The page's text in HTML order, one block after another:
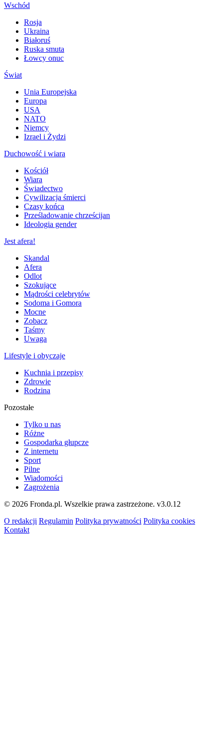
Wschód
Rosja
Ukraina
Białoruś
Ruska smuta
Łowcy onuc
Świat
Unia Europejska
Europa
USA
NATO
Niemcy
Izrael i Żydzi
Duchowość i wiara
Kościół
Wiara
Świadectwo
Cywilizacja śmierci
Czasy końca
Prześladowanie chrześcijan
Ideologia gender
Jest afera!
Skandal
Afera
Odlot
Szokujące
Mądrości celebrytów
Sodoma i Gomora
Mocne
Zobacz
Taśmy
Uwaga
Lifestyle i obyczaje
Kuchnia i przepisy
Zdrowie
Rodzina
Pozostałe
Tylko u nas
Różne
Gospodarka głupcze
Z internetu
Sport
Pilne
Wiadomości
Zagrożenia
© 2026 Fronda.pl. Wszelkie prawa zastrzeżone. v3.0.12
O redakcji Regulamin Polityka prywatności Polityka cookies
Kontakt